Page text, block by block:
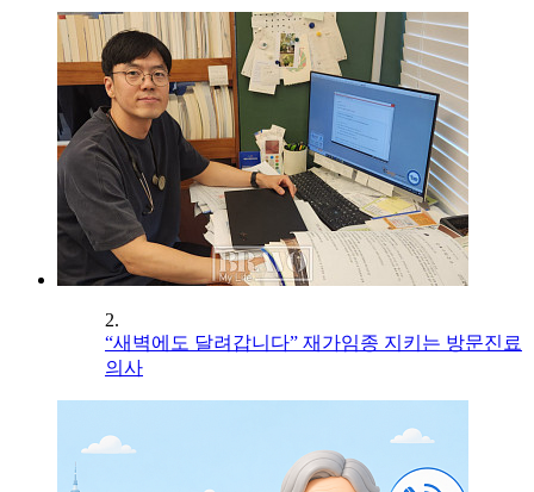
2.
“새벽에도 달려갑니다” 재가임종 지키는 방문진료
의사